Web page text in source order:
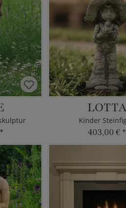
*
LOTTA
Kinder
403,00 € *